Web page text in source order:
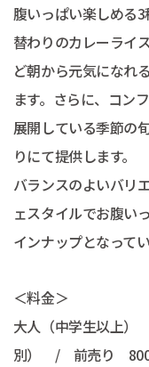
腹いっぱい楽しめる
替わりのカレーライ
ど朝から元気になれ
ます。さらに、コン
展開している季節の
りにて提供します。
バランスのよいバリ
ェスタイルでお腹い
インナップとなってい
＜料金＞
大人（中学生以上
別） / 前売り 800